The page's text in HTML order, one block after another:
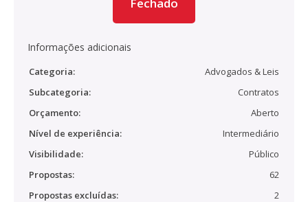
Informações adicionais
Categoria:
Advogados & Leis
Subcategoria:
Contratos
Orçamento:
Aberto
Nível de experiência:
Intermediário
Visibilidade:
Público
Propostas:
62
Propostas excluídas:
2